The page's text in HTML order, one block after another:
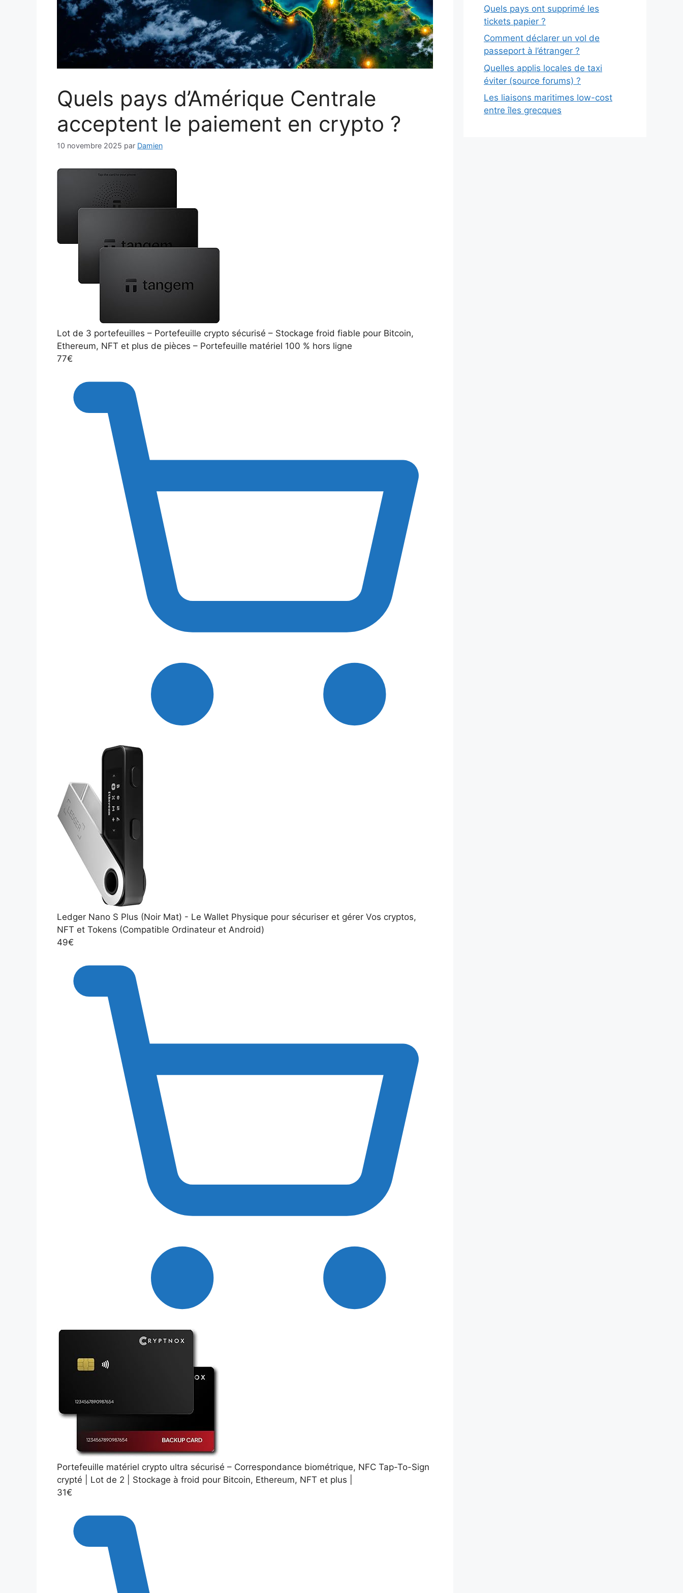
Quels pays d’Amérique Centrale
acceptent le paiement en crypto ?
10 novembre 2025 par Damien
Lot de 3 portefeuilles – Portefeuille crypto sécurisé – Stockage froid fiable pour Bitcoin,
Ethereum, NFT et plus de pièces – Portefeuille matériel 100 % hors ligne
77€
Ledger Nano S Plus (Noir Mat) - Le Wallet Physique pour sécuriser et gérer Vos cryptos,
NFT et Tokens (Compatible Ordinateur et Android)
49€
Portefeuille matériel crypto ultra sécurisé – Correspondance biométrique, NFC Tap-To-Sign
crypté | Lot de 2 | Stockage à froid pour Bitcoin, Ethereum, NFT et plus |
31€
Quels pays ont supprimé les
tickets papier ?
Comment déclarer un vol de
passeport à l’étranger ?
Quelles applis locales de taxi
éviter (source forums) ?
Les liaisons maritimes low-cost
entre îles grecques